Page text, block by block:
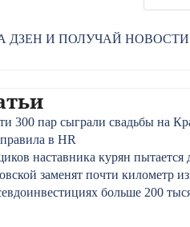
ДЗЕН И ПОЛУЧАЙ
300 пар сыграли свадьбы на
в HR
наставника курян
заменят почти километр
больше 200